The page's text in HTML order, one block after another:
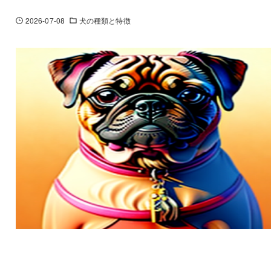
2026-07-08 犬の種類と特徴